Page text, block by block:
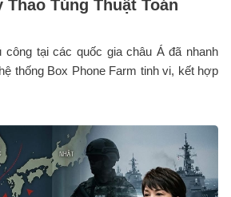
Thao Túng Thuật Toán
công tại các quốc gia châu Á đã nhanh
thống Box Phone Farm tinh vi, kết hợp